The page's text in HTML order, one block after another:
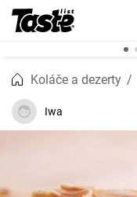
Koláče a dezerty
Iwa